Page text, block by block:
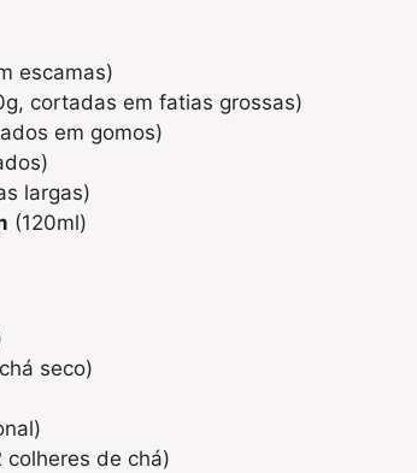
escamas)
cortadas em fatias grossas)
em gomos)
largas)
(120ml)
seco)
colheres de chá)